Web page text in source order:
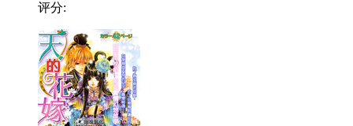
评分: